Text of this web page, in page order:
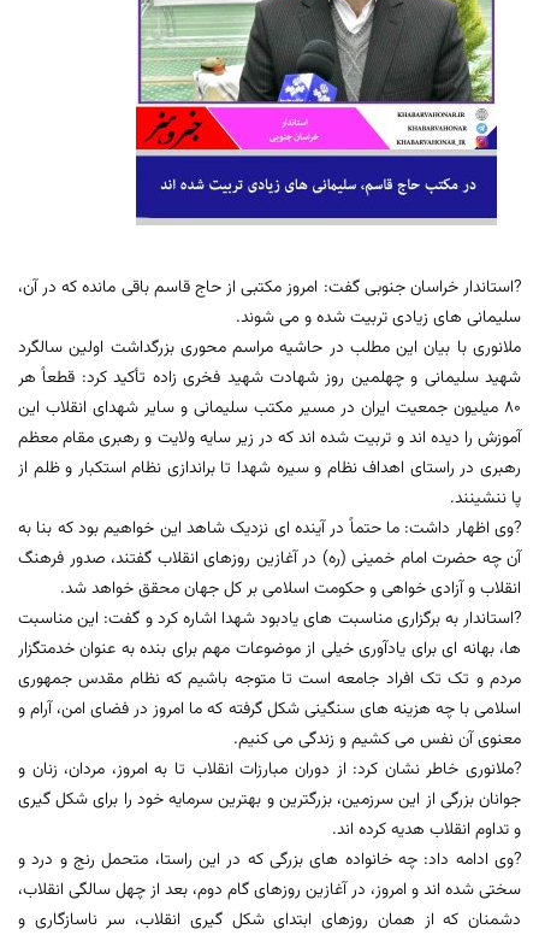
?استاندار خراسان جنوبی گفت: امروز مکتبی از حاج قاسم باقی مانده که در آن،
سلیمانی های زیادی تربیت شده و می شوند.
ملانوری با بیان این مطلب در حاشيه مراسم محوری بزرگداشت اولین سالگرد
شهید سلیمانی و چهلمین روز شهادت شهید فخری زاده تأکید کرد: قطعاً هر
۸۰ میلیون جمعیت ایران در مسیر مکتب سلیمانی و سایر شهدای انقلاب این
آموزش را دیده اند و تربیت شده اند که در زیر سایه ولایت و رهبری مقام معظم
رهبری در راستای اهداف نظام و سیره شهدا تا براندازی نظام استکبار و ظلم از
پا ننشینند.
?وی اظهار داشت: ما حتماً در آینده ای نزدیک شاهد این خواهیم بود که بنا به
آن چه حضرت امام خمینی (ره) در آغازین روزهای انقلاب گفتند، صدور فرهنگ
انقلاب و آزادی خواهی و حکومت اسلامی بر کل جهان محقق خواهد شد.
?استاندار به برگزاری مناسبت های یادبود شهدا اشاره کرد و گفت: این مناسبت
ها، بهانه ای برای یادآوری خیلی از موضوعات مهم برای بنده به عنوان خدمتگزار
مردم و تک تک افراد جامعه است تا متوجه باشیم که نظام مقدس جمهوری
اسلامی با چه هزینه های سنگینی شکل گرفته که ما امروز در فضای امن، آرام و
معنوی آن نفس می کشیم و زندگی می کنیم.
?ملانوری خاطر نشان کرد: از دوران مبارزات انقلاب تا به امروز، مردان، زنان و
جوانان بزرگی از این سرزمین، بزرگترین و بهترین سرمایه خود را برای شکل گیری
و تداوم انقلاب هدیه کرده اند.
?وی ادامه داد: چه خانواده های بزرگی که در این راستا، متحمل رنج و درد و
سختی شده اند و امروز، در آغازین روزهای گام دوم، بعد از چهل سالگی انقلاب،
دشمنان که از همان روزهای ابتدای شکل گیری انقلاب، سر ناسازگاری و